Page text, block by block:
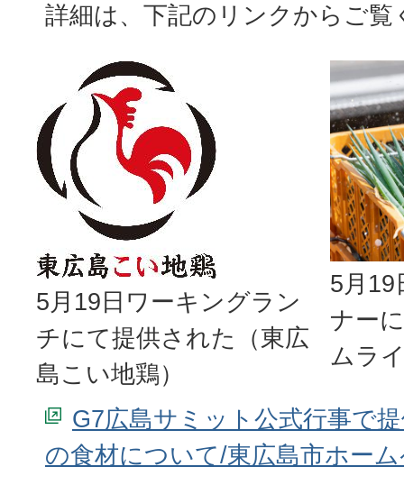
詳細は、下記のリンクからご覧
5月19日ワーキングラン
チにて提供された（東広
島こい地鶏）
5月19
ナー
ムラ
G7広島サミット公式行事で
の食材について/東広島市ホー